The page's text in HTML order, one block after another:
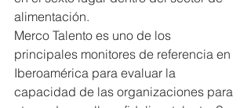
alimentación.
Merco Talento es uno de los
principales monitores de referencia en
Iberoamérica para evaluar la
capacidad de las organizaciones para